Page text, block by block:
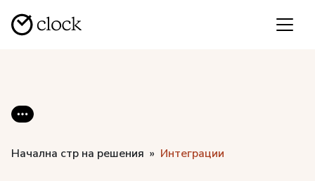
Начална стр на решения Интеграции